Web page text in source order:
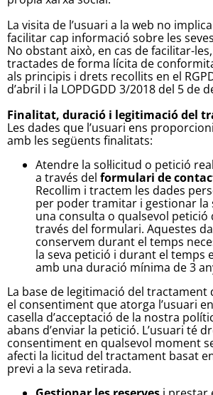
La visita de l’usuari a la web no
facilitar cap informació sobre les
No obstant això, en cas de facilitar-
tractades de forma lícita de
als principis i drets recollits en el
d’abril i la LOPDGDD 3/2018 del 5 de
Finalitat, duració i legitimació del
Les dades que l’usuari ens
amb les següents finalitats:
Atendre la sol·licitud o petició
a través del formulari de
Recollim i tractem les dades
per poder tramitar i gestionar la
una consulta o qualsevol petició
través del formulari. Aquestes
conservem durant el temps
la seva petició i durant el temps
amb una duració mínima de 3
La base de legitimació del tractament
el consentiment que atorga l’usuari
casella d’acceptació de la nostra
abans d’enviar la petició. L’usuari té
consentiment en qualsevol moment
afecti la licitud del tractament basat
previ a la seva retirada.